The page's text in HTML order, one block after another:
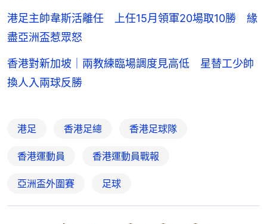
港足主帥韋斯活離任 上任15月領軍20場取10勝 緣
盡亞洲盃惹眾怒
香港對新加坡｜兩教練臨場調度見高低 星替工少帥
換人入兩球反勝
港足 香港足總 香港足球隊
香港運動員 香港運動員戰報
亞洲盃外圍賽 足球